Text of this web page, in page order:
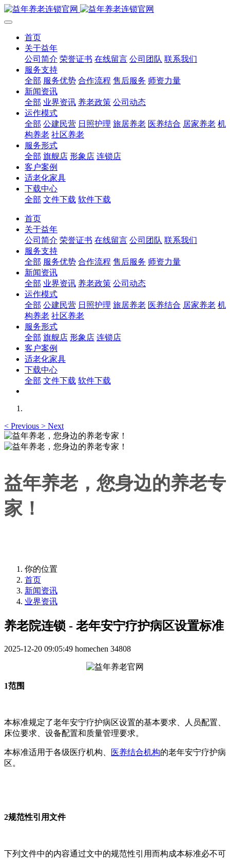
首页
关于益年
公司简介 荣誉证书 在线留言 公司团队 联系我们
服务支持
全部 服务优势 合作流程 售后服务 师资力量
新闻资讯
全部 业界资讯 养老政策 公司动态
运作模式
全部 公建民营 日照护理 旅居养老 医养结合 居家养老 机
构养老 社区养老
服务形式
全部 旗舰店 形象店 连锁店
客户案例
适老化家具
下载中心
全部 文件下载 软件下载
首页
关于益年
公司简介 荣誉证书 在线留言 公司团队 联系我们
服务支持
全部 服务优势 合作流程 售后服务 师资力量
新闻资讯
全部 业界资讯 养老政策 公司动态
运作模式
全部 公建民营 日照护理 旅居养老 医养结合 居家养老 机
构养老 社区养老
服务形式
全部 旗舰店 形象店 连锁店
客户案例
适老化家具
下载中心
全部 文件下载 软件下载
< Previous > Next
益年养老，您身边的养老专
家！
你的位置
首页
新闻资讯
业界资讯
养老院连锁 - 老年安宁疗护病区设置标准
2025-12-20 09:05:49 homechen 34808
1范围
本标准规定了老年安宁疗护病区设置的基本要求、人员配置、
床位要求、设备配置和质量管理要求。
本标准适用于各级医疗机构、 医养结合机构的老年安宁疗护病
区。
2规范性引用文件
下列文件中的内容通过文中的规范性引用而构成本标准必不可